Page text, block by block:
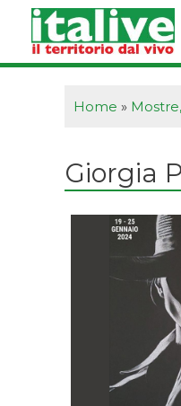
contenuto
Home »
Giorgia